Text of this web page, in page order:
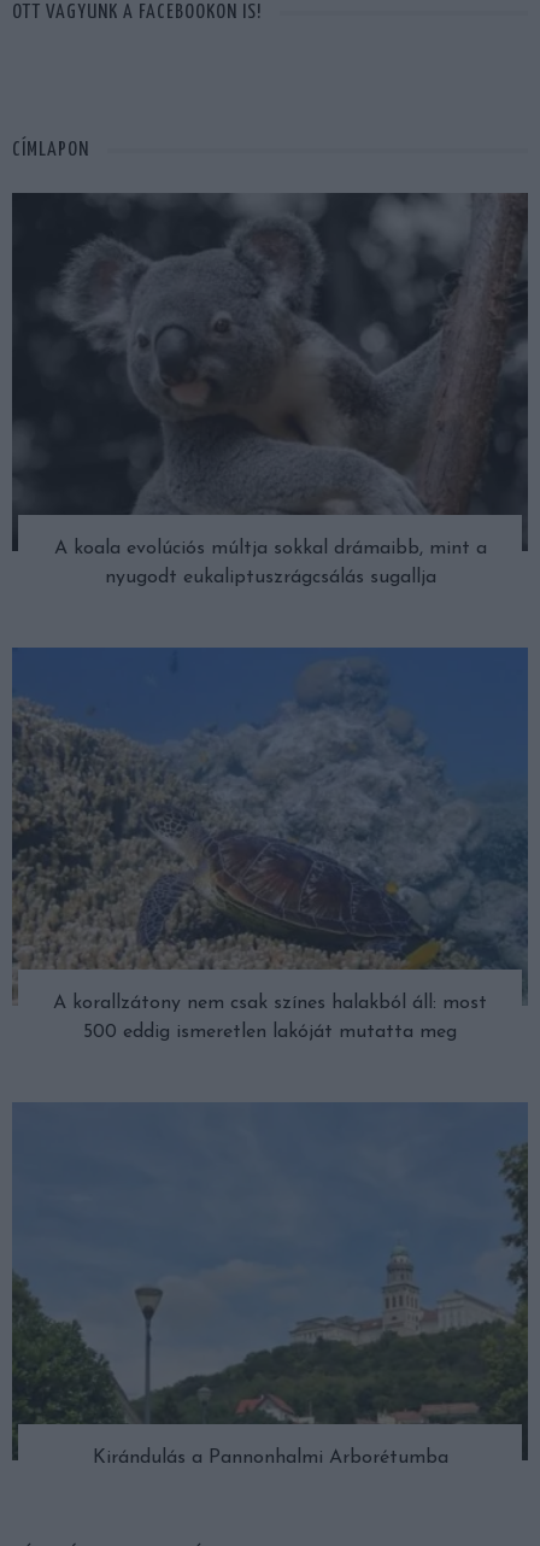
OTT VAGYUNK A FACEBOOKON IS!
CÍMLAPON
A koala evolúciós múltja sokkal drámaibb, mint a
nyugodt eukaliptuszrágcsálás sugallja
A korallzátony nem csak színes halakból áll: most
500 eddig ismeretlen lakóját mutatta meg
Kirándulás a Pannonhalmi Arborétumba